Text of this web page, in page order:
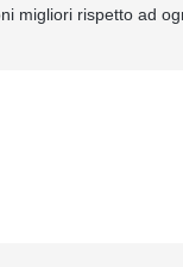
migliori rispetto ad